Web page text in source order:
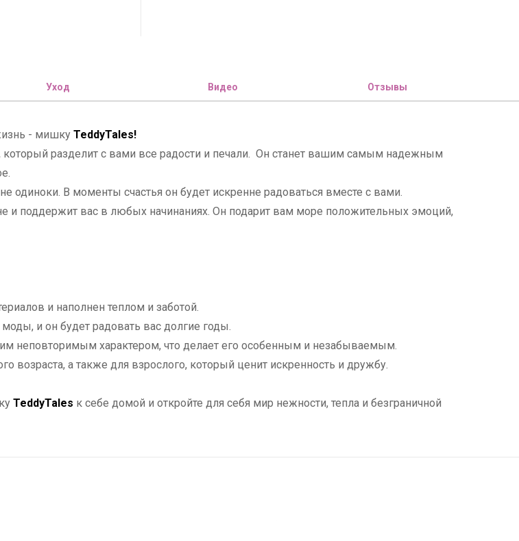
Уход Видео Отзывы
- мишку TeddyTales!
разделит с вами все радости и печали. Он станет вашим самым надежным
одиноки. В моменты счастья он будет искренне радоваться вместе с вами.
и поддержит вас в любых начинаниях. Он подарит вам море положительных эмоций,
и наполнен теплом и заботой.
и он будет радовать вас долгие годы.
неповторимым характером, что делает его особенным и незабываемым.
возраста, а также для взрослого, который ценит искренность и дружбу.
TeddyTales к себе домой и откройте для себя мир нежности, тепла и безграничной